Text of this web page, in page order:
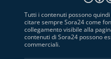
Tutti i contenuti possono
citare sempre Sora24 come
collegamento visibile alla
contenuti di Sora24 possono
commerciali.